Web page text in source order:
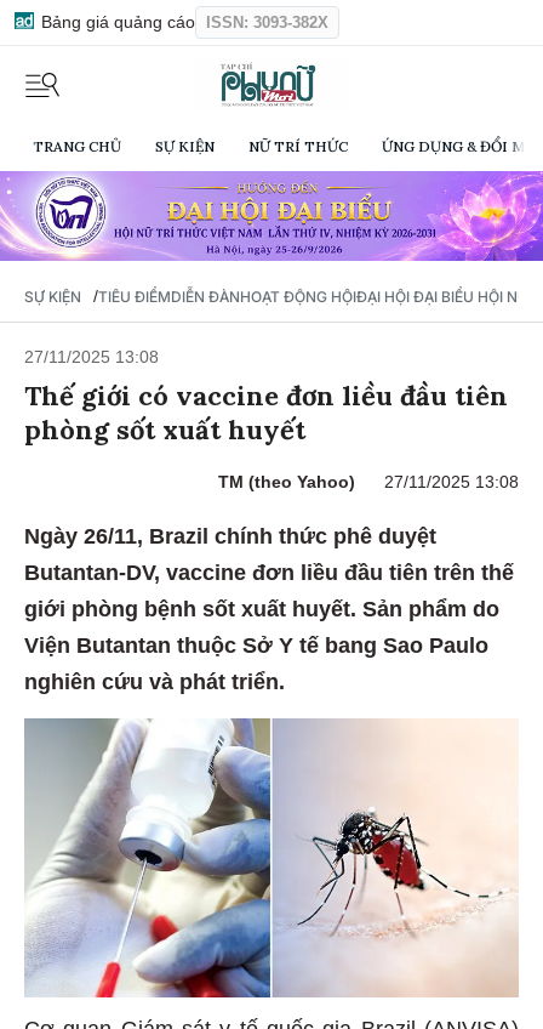
Bảng giá quảng cáo ISSN: 3093-382X
TRANG CHỦ SỰ KIỆN NỮ TRÍ THỨC ỨNG DỤNG & ĐỔI
SỰ KIỆN /TIÊU ĐIỂMDIỄN ĐÀNHOẠT ĐỘNG HỘIĐẠI HỘI ĐẠI BIỂU HỘI NỮ
27/11/2025 13:08
Thế giới có vaccine đơn liều đầu tiên
phòng sốt xuất huyết
TM (theo Yahoo) 27/11/2025 13:08
Ngày 26/11, Brazil chính thức phê duyệt
Butantan-DV, vaccine đơn liều đầu tiên trên thế
giới phòng bệnh sốt xuất huyết. Sản phẩm do
Viện Butantan thuộc Sở Y tế bang Sao Paulo
nghiên cứu và phát triển.